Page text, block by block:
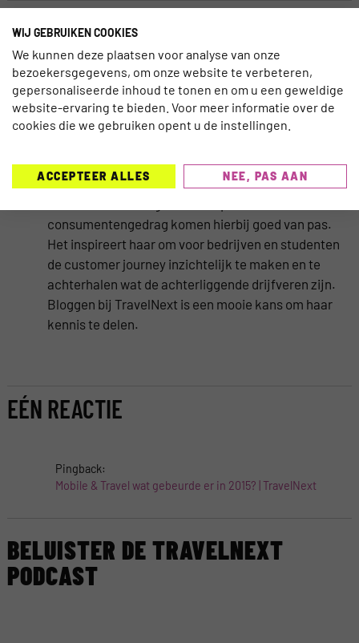
WESLEY PUT
Wesley Put is werkzaam als Lecturer International
Marketing Research en Coordinator Master TDM bij
NHTV University of applied Sciences in Breda. De
het gebied van online marketing en meer specifiek
website conversion optimization. Haar
consumentengedrag komen hierbij goed van pas.
Het inspireert haar om voor bedrijven en studenten
de customer journey inzichtelijk te maken en te
achterhalen wat de achterliggende drijfveren zijn.
Bloggen bij TravelNext is een mooie kans om haar
kennis te delen.
EÉN REACTIE
Pingback:
Mobile & Travel wat gebeurde er in 2015? | TravelNext
BELUISTER DE TRAVELNEXT
PODCAST
WIJ GEBRUIKEN COOKIES
We kunnen deze plaatsen voor analyse van onze
bezoekersgegevens, om onze website te verbeteren,
gepersonaliseerde inhoud te tonen en om u een geweldige
website-ervaring te bieden. Voor meer informatie over de
cookies die we gebruiken opent u de instellingen.
ACCEPTEER ALLES NEE, PAS AAN